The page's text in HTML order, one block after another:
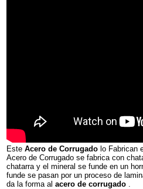
Este Acero de Corrugado lo Fabrican
Acero de Corrugado se fabrica con
chatarra y el mineral se funde en un
funde se pasan por un proceso de
da la forma al acero de corrugado.